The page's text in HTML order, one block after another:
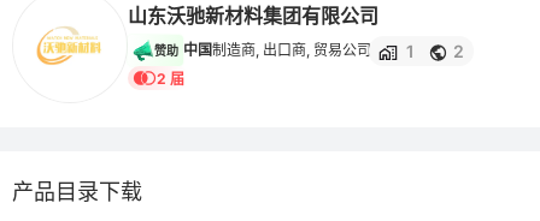
山东沃驰新材料集团有限公司
赞助 中国制造商, 出口商, 贸易公司 1 2
2 届
产品目录下载